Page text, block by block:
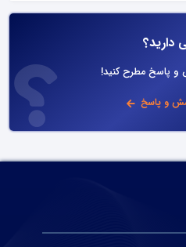
دارید؟
پاسخ مطرح کنید!
و پاسخ